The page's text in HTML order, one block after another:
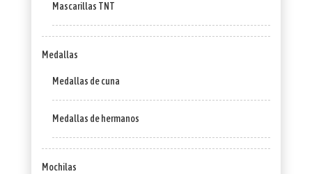
Mascarillas TNT
Medallas
Medallas de cuna
Medallas de hermanos
Mochilas